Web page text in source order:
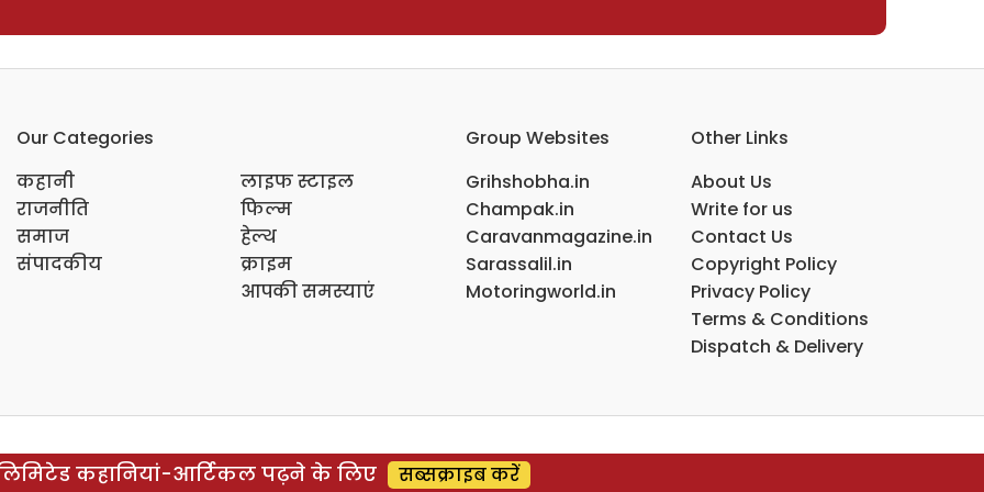
Our Categories
कहानी
राजनीति
समाज
संपादकीय
लाइफ स्टाइल
फिल्म
हेल्थ
क्राइम
आपकी समस्याएं
Group Websites
Grihshobha.in
Champak.in
Caravanmagazine.in
Sarassalil.in
Motoringworld.in
Other Links
About Us
Write for us
Contact Us
Copyright Policy
Privacy Policy
Terms & Conditions
Dispatch & Delivery
कहानियां-आर्टिकल पढ़ने के लिए सब्सक्राइब करें